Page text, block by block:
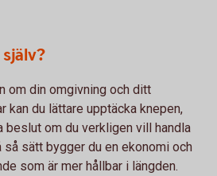
om din omgivning och ditt
kan du lättare upptäcka knepen,
beslut om du verkligen vill handla
sätt bygger du en ekonomi och
som är mer hållbar i längden.